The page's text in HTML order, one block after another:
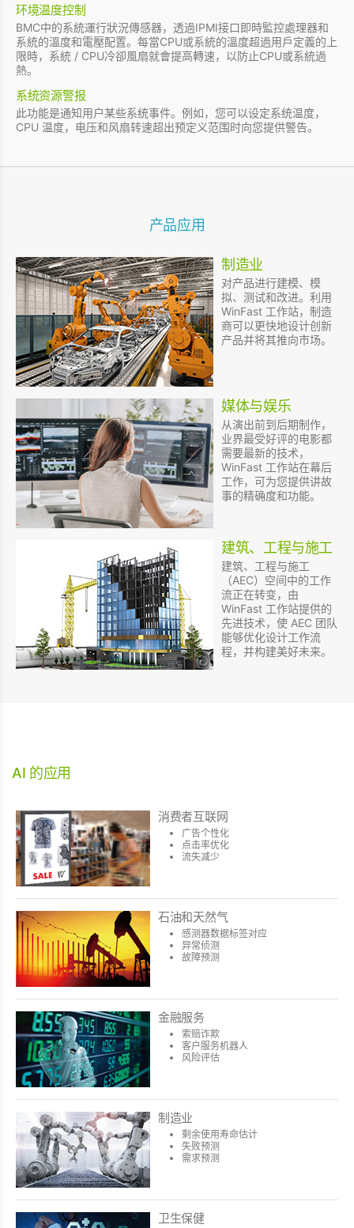
环境温度控制
BMC中的系統運行狀況傳感器，透過IPMI接口即時監控處理器和
系統的溫度和電壓配置。每當CPU或系統的溫度超過用戶定義的上
限時，系統 / CPU冷卻風扇就會提高轉速，以防止CPU或系統過
熱。
系统资源警报
此功能是通知用户某些系统事件。例如，您可以设定系统温度，
CPU 温度，电压和风扇转速超出预定义范围时向您提供警告。
产品应用
制造业
对产品进行建模、模
拟、测试和改进。利用
WinFast 工作站，制造
商可以更快地设计创新
产品并将其推向市场。
媒体与娱乐
从演出前到后期制作，
业界最受好评的电影都
需要最新的技术，
WinFast 工作站在幕后
工作，可为您提供讲故
事的精确度和功能。
建筑、工程与施工
建筑、工程与施工
（AEC）空间中的工作
流正在转变，由
WinFast 工作站提供的
先进技术，使 AEC 团队
能够优化设计工作流
程，并构建美好未来。
AI 的应用
消费者互联网
广告个性化
点击率优化
流失减少
石油和天然气
感测器数据标签对应
异常侦测
故障预测
金融服务
索赔诈欺
客户服务机器人
风险评估
制造业
剩余使用寿命估计
失败预测
需求预测
卫生保健